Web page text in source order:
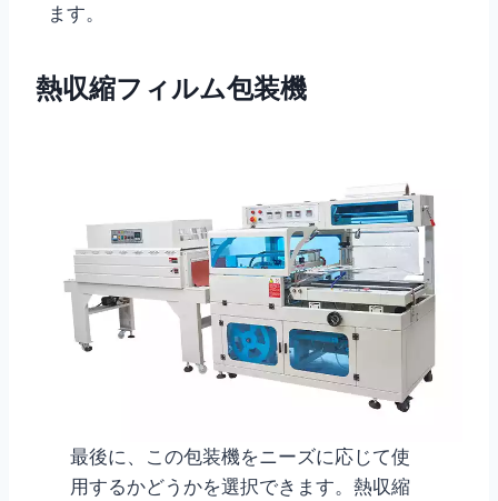
ます。
熱収縮フィルム包装機
最後に、この包装機をニーズに応じて使
用するかどうかを選択できます。熱収縮